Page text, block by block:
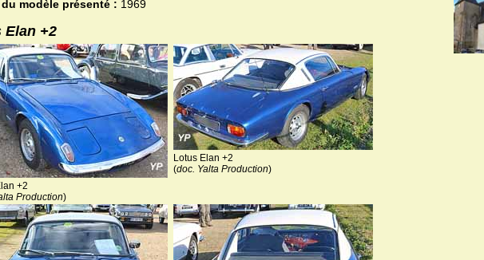
modèle présenté : 1969
Elan +2
+2
Production)
Lotus Elan +2
(doc. Yalta Production)